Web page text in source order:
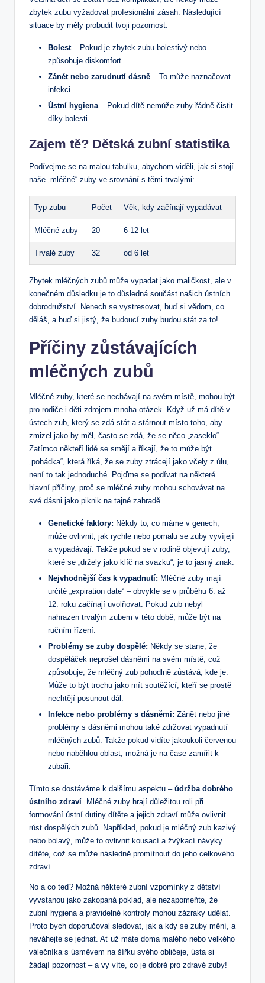
zbytek zubu vyžadovat profesionální zásah. Následující
situace by měly probudit tvoji pozornost:
Bolest– Pokud je zbytek zubu bolestivý nebo
způsobuje diskomfort.
Zánět nebo zarudnutí dásně – To může naznačovat
infekci.
Ústní hygiena – Pokud dítě nemůže zuby řádně čistit
díky bolesti.
Zajem tě? Dětská zubní statistika
Podívejme se na malou tabulku, abychom viděli, jak si stojí
naše „mléčné“ zuby ve srovnání s těmi trvalými:
Typ zubu Počet Věk, kdy začínají vypadávat
Mléčné zuby 20 6-12 let
Trvalé zuby 32 od 6 let
Zbytek mléčných zubů může vypadat jako maličkost, ale v
konečném důsledku je to důsledná součást našich ústních
dobrodružství. Nenech se vystresovat, buď si vědom, co
děláš, a buď si jistý, že budoucí zuby budou stát za to!
Příčiny zůstávajících
mléčných zubů
Mléčné zuby, které se nechávají na svém místě, mohou být
pro rodiče i děti zdrojem mnoha otázek. Když už má dítě v
ústech zub, který se zdá stát a stárnout místo toho, aby
zmizel jako by měl, často se zdá, že se něco „zaseklo“.
Zatímco někteří lidé se smějí a říkají, že to může být
„pohádka“, která říká, že se zuby ztrácejí jako včely z úlu,
není to tak jednoduché. Pojďme se podívat na některé
hlavní příčiny, proč se mléčné zuby mohou schovávat na
své dásni jako piknik na tajné zahradě.
Genetické faktory: Někdy to, co máme v genech,
může ovlivnit, jak rychle nebo pomalu se zuby vyvíjejí
a vypadávají. Takže pokud se v rodině objevují zuby,
které se „držely jako klíč na svazku“, je to jasný znak.
Nejvhodnější čas k vypadnutí: Mléčné zuby mají
určité „expiration date“ – obvykle se v průběhu 6. až
12. roku začínají uvolňovat. Pokud zub nebyl
nahrazen trvalým zubem v této době, může být na
ručním řízení.
Problémy se zuby dospělé: Někdy se stane, že
dospěláček neprošel dásněmi na svém místě, což
způsobuje, že mléčný zub pohodlně zůstává, kde je.
Může to být trochu jako mít soutěžící, kteří se prostě
nechtějí posunout dál.
Infekce nebo problémy s dásněmi: Zánět nebo jiné
problémy s dásněmi mohou také zdržovat vypadnutí
mléčných zubů. Takže pokud vidíte jakoukoli červenou
nebo naběhlou oblast, možná je na čase zamířit k
zubaři.
Tímto se dostáváme k dalšímu aspektu – údržba dobrého
ústního zdraví. Mléčné zuby hrají důležitou roli při
formování ústní dutiny dítěte a jejich zdraví může ovlivnit
růst dospělých zubů. Například, pokud je mléčný zub kazivý
nebo bolavý, může to ovlivnit kousací a žvýkací návyky
dítěte, což se může následně promítnout do jeho celkového
zdraví.
No a co teď? Možná některé zubní vzpomínky z dětství
vyvstanou jako zakopaná poklad, ale nezapomeňte, že
zubní hygiena a pravidelné kontroly mohou zázraky udělat.
Proto bych doporučoval sledovat, jak a kdy se zuby mění, a
neváhejte se jednat. Ať už máte doma malého nebo velkého
válečníka s úsměvem na šířku svého obličeje, ústa si
žádají pozornost – a vy víte, co je dobré pro zdravé zuby!